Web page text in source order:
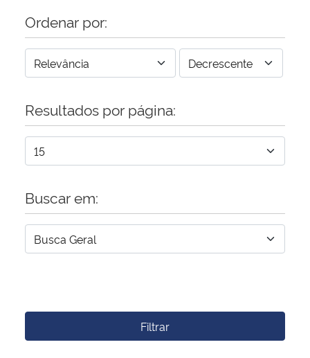
Ordenar por:
Resultados por página:
Buscar em:
Filtrar